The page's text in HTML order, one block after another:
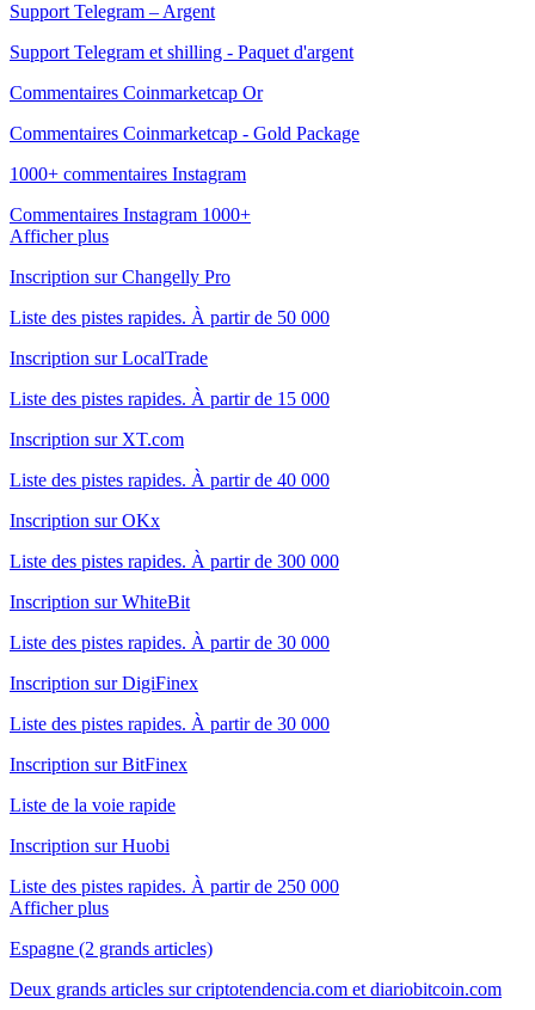
Support Telegram – Argent
Support Telegram et shilling - Paquet d'argent
Commentaires Coinmarketcap Or
Commentaires Coinmarketcap - Gold Package
1000+ commentaires Instagram
Commentaires Instagram 1000+
Afficher plus
Inscription sur Changelly Pro
Liste des pistes rapides. À partir de 50 000
Inscription sur LocalTrade
Liste des pistes rapides. À partir de 15 000
Inscription sur XT.com
Liste des pistes rapides. À partir de 40 000
Inscription sur OKx
Liste des pistes rapides. À partir de 300 000
Inscription sur WhiteBit
Liste des pistes rapides. À partir de 30 000
Inscription sur DigiFinex
Liste des pistes rapides. À partir de 30 000
Inscription sur BitFinex
Liste de la voie rapide
Inscription sur Huobi
Liste des pistes rapides. À partir de 250 000
Afficher plus
Espagne (2 grands articles)
Deux grands articles sur criptotendencia.com et diariobitcoin.com